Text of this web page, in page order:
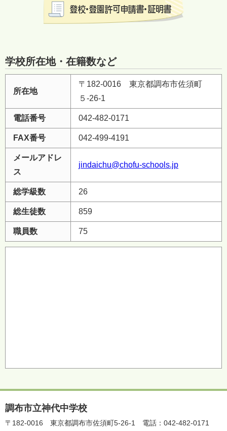
学校所在地・在籍数など
所在地
〒182-0016 東京都調布市佐須町
５-26-1
電話番号 042-482-0171
FAX番号 042-499-4191
メールアドレ
ス
jindaichu@chofu-schools.jp
総学級数 26
総生徒数 859
職員数 75
調布市立神代中学校
〒182-0016 東京都調布市佐須町5-26-1 電話：042-482-0171